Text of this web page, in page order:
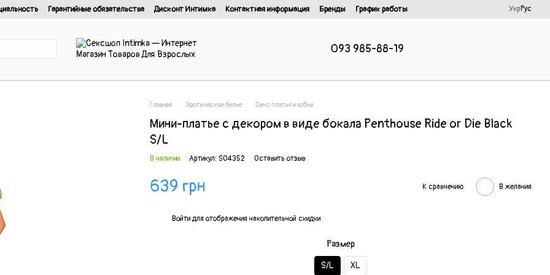
Гарантийные обязательства Дисконт Интимка Контактная информация Бренды
График работы
УкрРус
093 985-88-19
Главная Эротическое белье Cекс платья и юбки
Мини-платье с декором в виде бокала Penthouse Ride or Die Black
S/L
В наличии Артикул: SO4352 Оставить отзыв
639 грн К сравнению В желания
Войти для отображения накопительной скидки
Размер
S/L XL